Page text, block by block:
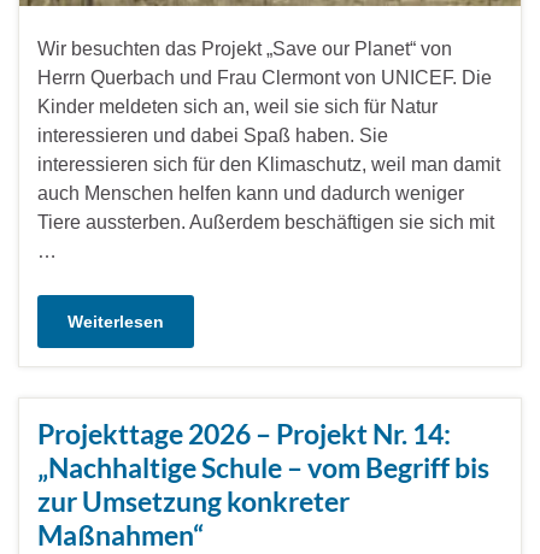
Wir besuchten das Projekt „Save our Planet“ von
Herrn Querbach und Frau Clermont von UNICEF. Die
Kinder meldeten sich an, weil sie sich für Natur
interessieren und dabei Spaß haben. Sie
interessieren sich für den Klimaschutz, weil man damit
auch Menschen helfen kann und dadurch weniger
Tiere aussterben. Außerdem beschäftigen sie sich mit
…
Weiterlesen
Projekttage 2026 – Projekt Nr. 14:
„Nachhaltige Schule – vom Begriff bis
zur Umsetzung konkreter
Maßnahmen“